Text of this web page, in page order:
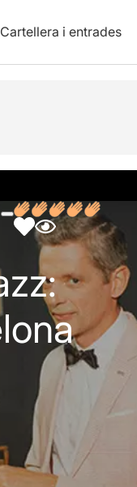
Cartellera i entrades
Fotos i vídeos